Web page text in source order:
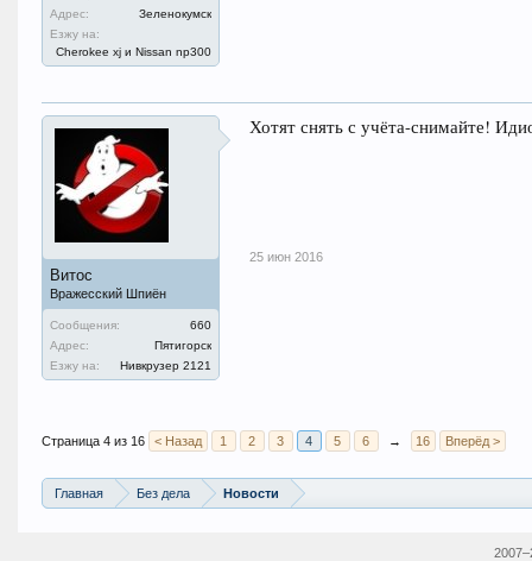
Адрес:
Зеленокумск
Езжу на:
Cherokee xj и Nissan np300
Витос
Вражесский Шпиён
Сообщения:
660
Адрес:
Пятигорск
Езжу на:
Нивкрузер 2121
Хотят снять с учёта-снимайте!
25 июн 2016
Страница 4 из 16 < Назад 1 2 3 4 5 6 → 16 Вперёд >
Главная Без дела Новости
2007–